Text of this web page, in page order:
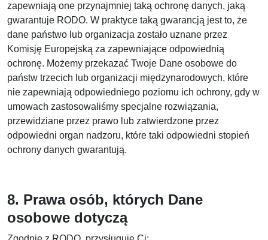
zapewniają one przynajmniej taką ochronę danych, jaką
gwarantuje RODO. W praktyce taką gwarancją jest to, że
dane państwo lub organizacja zostało uznane przez
Komisję Europejską za zapewniające odpowiednią
ochronę. Możemy przekazać Twoje Dane osobowe do
państw trzecich lub organizacji międzynarodowych, które
nie zapewniają odpowiedniego poziomu ich ochrony, gdy w
umowach zastosowaliśmy specjalne rozwiązania,
przewidziane przez prawo lub zatwierdzone przez
odpowiedni organ nadzoru, które taki odpowiedni stopień
ochrony danych gwarantują.
8. Prawa osób, których Dane
osobowe dotyczą